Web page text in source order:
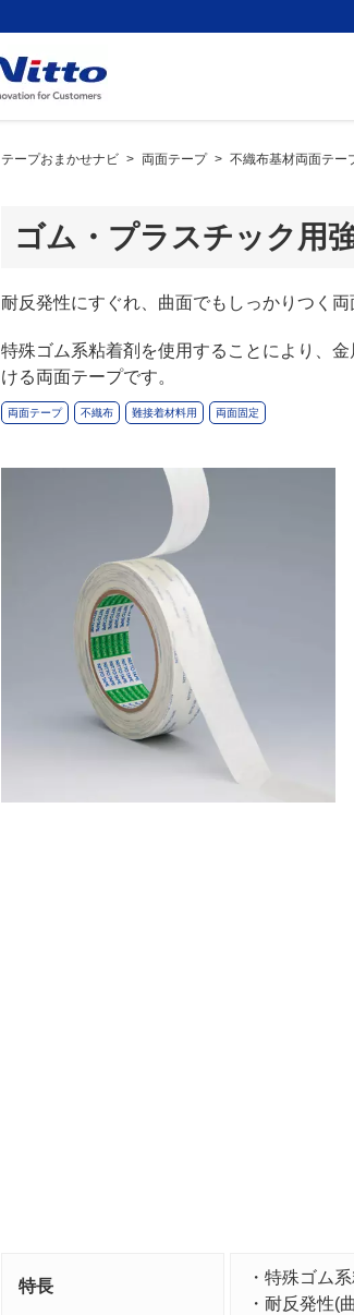
テープおまかせナビ > 両面テープ > 不織布基材両面テー
ゴム・プラスチック用
耐反発性にすぐれ、曲面でもしっかりつく
特殊ゴム系粘着剤を使用することにより、
ける両面テープです。
両面テープ 不織布 難接着材料用 両面固定
特長
・特殊ゴム
・耐反発性(